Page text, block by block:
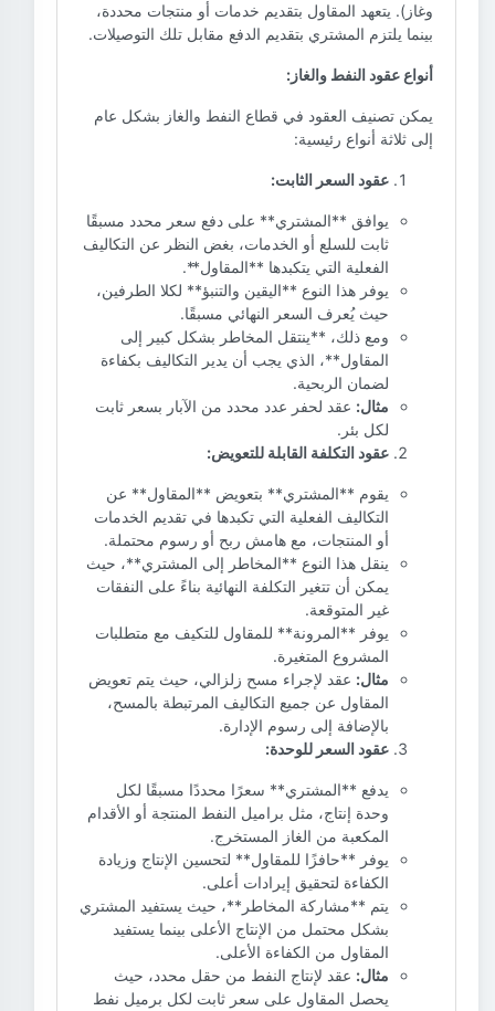
وغاز). يتعهد المقاول بتقديم خدمات أو منتجات محددة،
بينما يلتزم المشتري بتقديم الدفع مقابل تلك التوصيلات.
أنواع عقود النفط والغاز:
يمكن تصنيف العقود في قطاع النفط والغاز بشكل عام
إلى ثلاثة أنواع رئيسية:
عقود السعر الثابت:
يوافق **المشتري** على دفع سعر محدد مسبقًا
ثابت للسلع أو الخدمات، بغض النظر عن التكاليف
الفعلية التي يتكبدها **المقاول**.
يوفر هذا النوع **اليقين والتنبؤ** لكلا الطرفين،
حيث يُعرف السعر النهائي مسبقًا.
ومع ذلك، **ينتقل المخاطر بشكل كبير إلى
المقاول**، الذي يجب أن يدير التكاليف بكفاءة
لضمان الربحية.
مثال: عقد لحفر عدد محدد من الآبار بسعر ثابت
لكل بئر.
عقود التكلفة القابلة للتعويض:
يقوم **المشتري** بتعويض **المقاول** عن
التكاليف الفعلية التي تكبدها في تقديم الخدمات
أو المنتجات، مع هامش ربح أو رسوم محتملة.
ينقل هذا النوع **المخاطر إلى المشتري**، حيث
يمكن أن تتغير التكلفة النهائية بناءً على النفقات
غير المتوقعة.
يوفر **المرونة** للمقاول للتكيف مع متطلبات
المشروع المتغيرة.
مثال: عقد لإجراء مسح زلزالي، حيث يتم تعويض
المقاول عن جميع التكاليف المرتبطة بالمسح،
بالإضافة إلى رسوم الإدارة.
عقود السعر للوحدة:
يدفع **المشتري** سعرًا محددًا مسبقًا لكل
وحدة إنتاج، مثل براميل النفط المنتجة أو الأقدام
المكعبة من الغاز المستخرج.
يوفر **حافزًا للمقاول** لتحسين الإنتاج وزيادة
الكفاءة لتحقيق إيرادات أعلى.
يتم **مشاركة المخاطر**، حيث يستفيد المشتري
بشكل محتمل من الإنتاج الأعلى بينما يستفيد
المقاول من الكفاءة الأعلى.
مثال: عقد لإنتاج النفط من حقل محدد، حيث
يحصل المقاول على سعر ثابت لكل برميل نفط